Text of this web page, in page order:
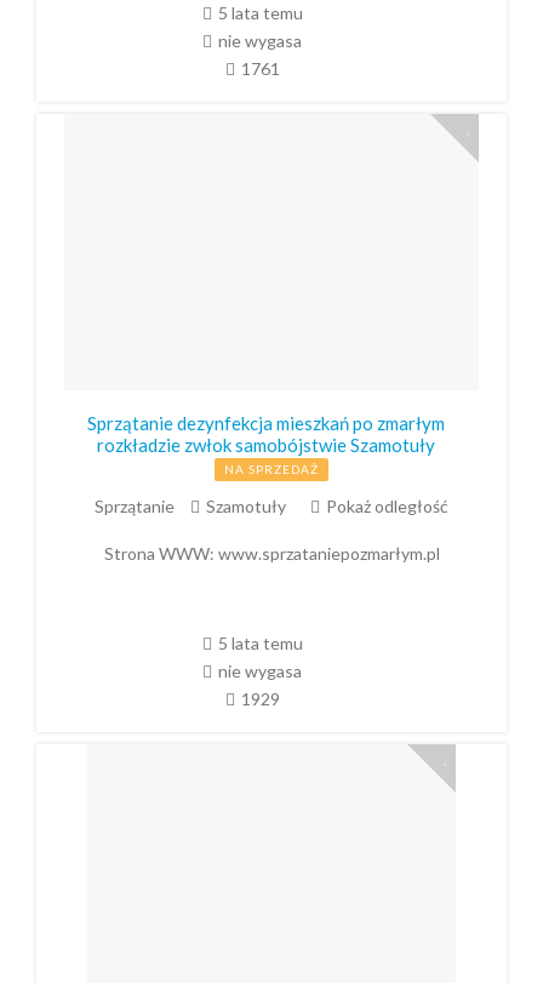
5 lata temu
nie wygasa
1761
Sprzątanie dezynfekcja mieszkań po zmarłym
rozkładzie zwłok samobójstwie Szamotuły
NA SPRZEDAŻ
Sprzątanie Szamotuły Pokaż odległość
Strona WWW: www.sprzataniepozmarłym.pl
5 lata temu
nie wygasa
1929